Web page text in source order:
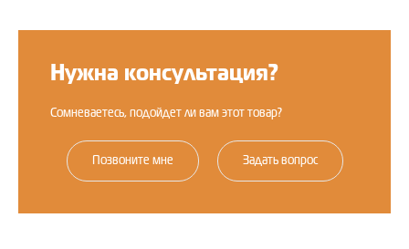
Нужна консультация?
Сомневаетесь, подойдет ли вам этот товар?
Позвоните мне Задать вопрос